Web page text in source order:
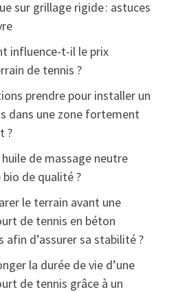
sur grillage rigide : astuces
influence-t-il le prix
de tennis ?
prendre pour installer un
dans une zone fortement
?
de massage neutre
de qualité ?
le terrain avant une
de tennis en béton
afin d’assurer sa stabilité ?
la durée de vie d’une
de tennis grâce à un